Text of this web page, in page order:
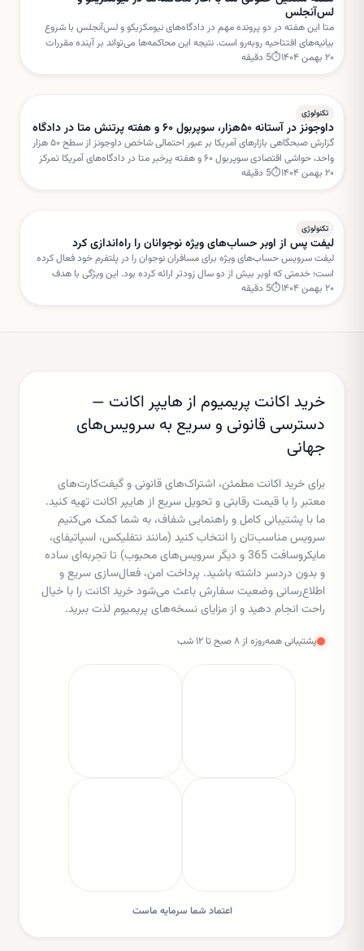
لس‌آنجلس
متا این هفته در دو پرونده مهم در دادگاه‌های نیومکزیکو و لس‌آنجلس با شروع
بیانیه‌های افتتاحیه روبه‌رو است. نتیجه این محاکمه‌ها می‌تواند بر آینده مقررات
شبکه‌های اجتماعی و مسئولیت پلتفرم‌ها تأثیر بگذارد.
۲۰ بهمن ۱۴۰۴ ⏱
5 دقیقه
تکنولوژی
داوجونز در آستانه ۵۰هزار، سوپربول ۶۰ و هفته پرتنش متا در دادگاه
گزارش صبحگاهی بازارهای آمریکا بر عبور احتمالی شاخص داوجونز از سطح ۵۰ هزار
واحد، حواشی اقتصادی سوپربول ۶۰ و هفته پرخبر متا در دادگاه‌های آمریکا تمرکز
دارد. این تحولات می‌تواند مسیر سهام فناوری را در کوتاه‌مدت تحت تأثیر قرار دهد.
۲۰ بهمن ۱۴۰۴ ⏱
5 دقیقه
تکنولوژی
لیفت پس از اوبر حساب‌های ویژه نوجوانان را راه‌اندازی کرد
لیفت سرویس حساب‌های ویژه برای مسافران نوجوان را در پلتفرم خود فعال کرده
است؛ خدمتی که اوبر بیش از دو سال زودتر ارائه کرده بود. این ویژگی با هدف
افزایش امنیت و نظارت والدین طراحی شده است.
۲۰ بهمن ۱۴۰۴ ⏱
5 دقیقه
خرید اکانت پریمیوم از هایپر اکانت —
دسترسی قانونی و سریع به سرویس‌های
جهانی
برای خرید اکانت مطمئن، اشتراک‌های قانونی و گیفت‌کارت‌های
معتبر را با قیمت رقابتی و تحویل سریع از هایپر اکانت تهیه کنید.
ما با پشتیبانی کامل و راهنمایی شفاف، به شما کمک می‌کنیم
سرویس مناسب‌تان را انتخاب کنید (مانند نتفلیکس، اسپاتیفای،
مایکروسافت 365 و دیگر سرویس‌های محبوب) تا تجربه‌ای ساده
و بدون دردسر داشته باشید. پرداخت امن، فعال‌سازی سریع و
اطلاع‌رسانی وضعیت سفارش باعث می‌شود خرید اکانت را با خیال
راحت انجام دهید و از مزایای نسخه‌های پریمیوم لذت ببرید.
پشتیبانی همه‌روزه از ۸ صبح تا ۱۲ شب
اعتماد شما سرمایه ماست